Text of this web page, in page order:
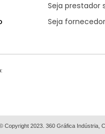
Seja prestador
Seja fornecedor
Copyright 2023. 360 Gráfica Indústria,